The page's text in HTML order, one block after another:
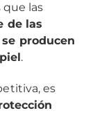
las
de las
producen
.
es